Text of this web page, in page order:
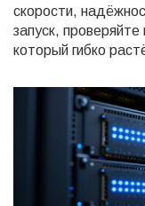
скорости,
запуск,
который гибко